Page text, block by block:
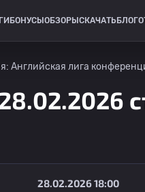
БОНУСЫ ОБЗОРЫ СКАЧАТЬ БЛОГ
Английская лига
28.02.2026 18:00